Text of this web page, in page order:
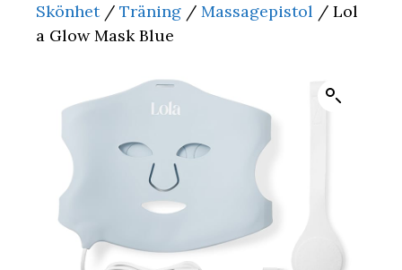
Skönhet/ Träning / Massagepistol / Lol
a Glow Mask Blue